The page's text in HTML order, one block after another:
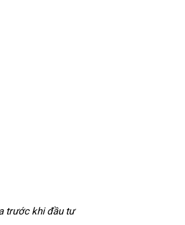
trước khi đầu tư